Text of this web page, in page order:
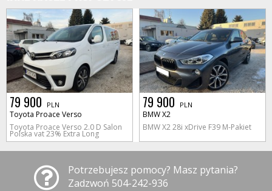
79 900 PLN
Toyota Proace Verso
Toyota Proace Verso 2.0 D Salon
Polska vat 23% Extra Long
79 900 PLN
BMW X2
BMW X2 28i xDrive F39 M-Pakiet
Potrzebujesz pomocy? Masz pytania?
Zadzwoń 504-242-936